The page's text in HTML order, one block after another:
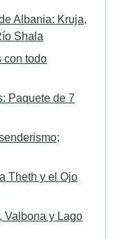
Albania: Kruja,
Shala
con todo
Paquete de 7
Theth y el Ojo
Valbona y Lago